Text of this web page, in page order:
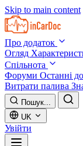
Skip to main content
Про додаток
Огляд
Спільнота
Форуми Останні
Витрати палива
Пошук...
UK
Увійти